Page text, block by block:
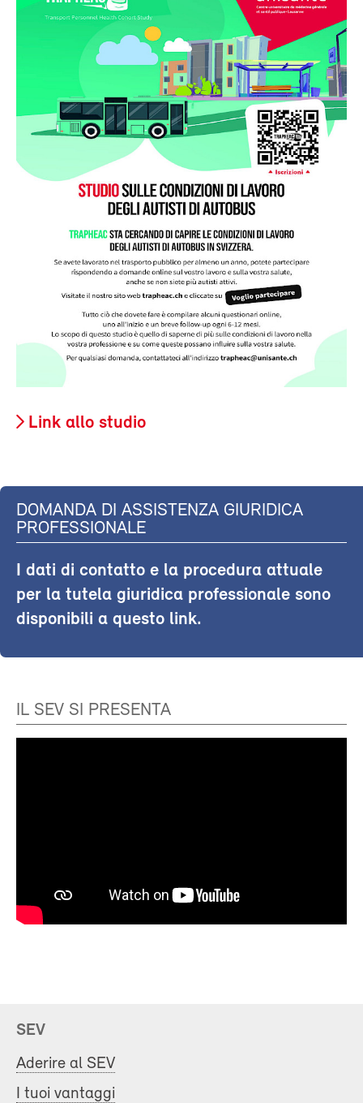
Link allo studio
DOMANDA DI ASSISTENZA GIURIDICA
PROFESSIONALE
I dati di contatto e la procedura attuale
per la tutela giuridica professionale sono
disponibili a questo link.
IL SEV SI PRESENTA
SEV
Aderire al SEV
I tuoi vantaggi